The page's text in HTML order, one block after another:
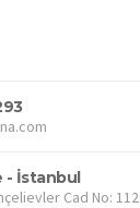
- İstanbul
Cad No: 112